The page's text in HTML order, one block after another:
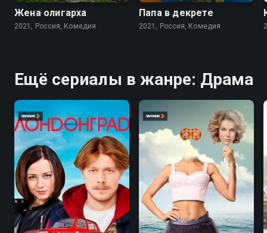
Жена олигарха
2021, Россия, Комедия
Папа в декрете
2021, Россия, Комедия
Ещё сериалы в жанре: Драма